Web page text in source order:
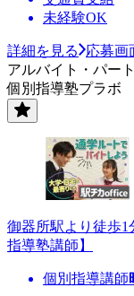
未経験OK
詳細を見る
応募画
アルバイト・パート
個別指導塾プラボ
御器所駅より徒歩
指導塾講師】
個別指導講師